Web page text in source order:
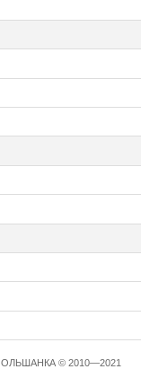
ОЛЬШАНКА © 2010—2021